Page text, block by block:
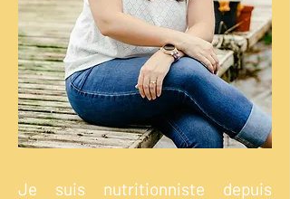
Je suis nutritionniste depuis